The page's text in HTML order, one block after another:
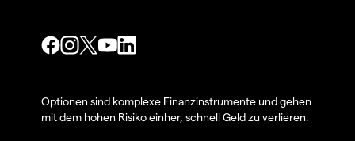
Optionen sind komplexe Finanzinstrumente und gehen
mit dem hohen Risiko einher, schnell Geld zu verlieren.